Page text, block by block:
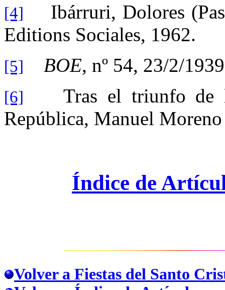
[4]
Ibárruri, Dolores
Editions Sociales, 1962.
[5] BOE, nº 54, 23/2/
[6]
Tras el triunfo de
República, Manuel
Índice de
Volver a Fiestas del Santo